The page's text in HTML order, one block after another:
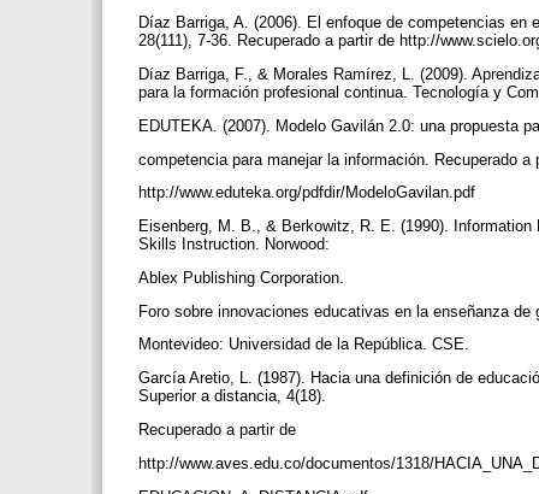
Díaz Barriga, A. (2006). El enfoque de competencias
28(111), 7-36. Recuperado a partir de http://
Díaz Barriga, F., & Morales Ramírez, L. (2009).
para la formación profesional continua. Tecnología y
EDUTEKA. (2007). Modelo Gavilán 2.0: una propuesta
competencia para manejar la información. Recuperado a
http://www.eduteka.org/pdfdir/ModeloGavilan.pdf
Eisenberg, M. B., & Berkowitz, R. E. (1990).
Skills Instruction. Norwood:
Ablex Publishing Corporation.
Foro sobre innovaciones educativas en la enseñanza de
Montevideo: Universidad de la República. CSE.
García Aretio, L. (1987). Hacia una definición de
Superior a distancia, 4(18).
Recuperado a partir de
http://www.aves.edu.co/documentos/1318/